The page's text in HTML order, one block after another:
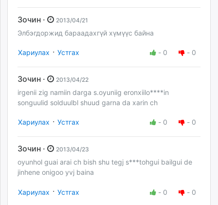
Зочин · 2013/04/21
Элбэгдоржид бараадахгүй хүмүүс байна
Хариулах · Устгах - 0 - 0
Зочин · 2013/04/22
irgenii zig namiin darga s.oyuniig eronxiilo****in
songuulid solduulbl shuud garna da xarin ch
Хариулах · Устгах - 0 - 0
Зочин · 2013/04/23
oyunhol guai arai ch bish shu tegj s***tohgui bailgui de
jinhene onigoo yvj baina
Хариулах · Устгах - 0 - 0